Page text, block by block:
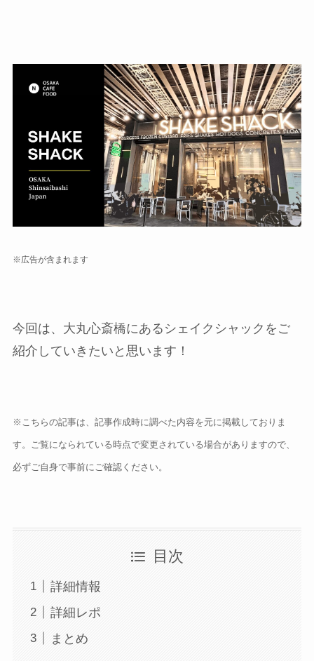
※広告が含まれます
今回は、大丸心斎橋にあるシェイクシャックをご
紹介していきたいと思います！
※こちらの記事は、記事作成時に調べた内容を元に掲載しておりま
す。 ご覧になられている時点で変更されている場合がありますので、
必ずご自身で事前にご確認ください。
目次
詳細情報
詳細レポ
まとめ